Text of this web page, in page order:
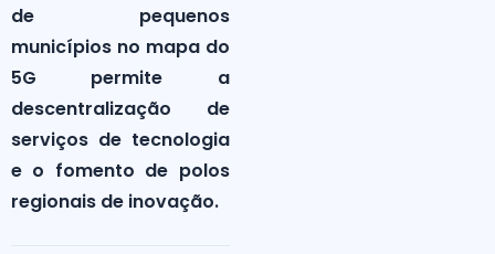
de pequenos
municípios no mapa do
5G permite a
descentralização de
serviços de tecnologia
e o fomento de polos
regionais de inovação.